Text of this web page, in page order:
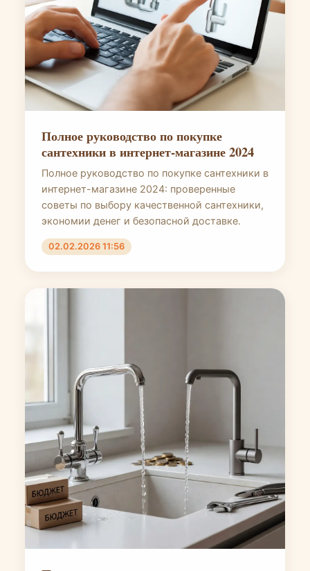
Полное руководство по покупке
сантехники в интернет-магазине 2024
Полное руководство по покупке сантехники в
интернет-магазине 2024: проверенные
советы по выбору качественной сантехники,
экономии денег и безопасной доставке.
02.02.2026 11:56